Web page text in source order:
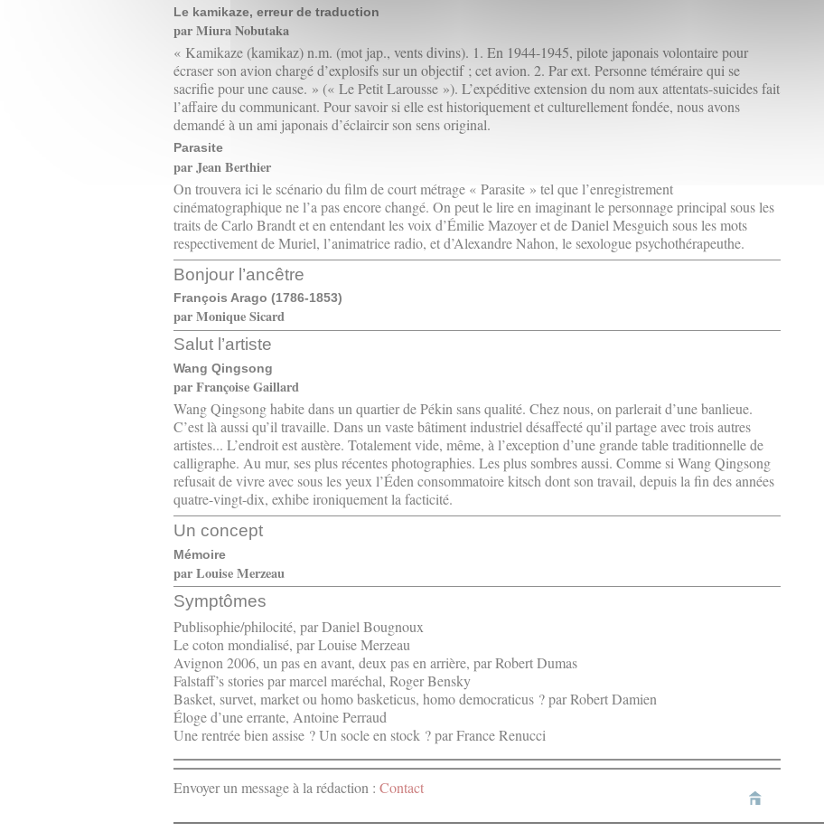
Le kamikaze, erreur de traduction
par Miura Nobutaka
« Kamikaze (kamikaz) n.m. (mot jap., vents divins). 1. En 1944-1945, pilote japonais volontaire pour
écraser son avion chargé d’explosifs sur un objectif ; cet avion. 2. Par ext. Personne téméraire qui se
sacrifie pour une cause. » (« Le Petit Larousse »). L’expéditive extension du nom aux attentats-suicides fait
l’affaire du communicant. Pour savoir si elle est historiquement et culturellement fondée, nous avons
demandé à un ami japonais d’éclaircir son sens original.
Parasite
par Jean Berthier
On trouvera ici le scénario du film de court métrage « Parasite » tel que l’enregistrement
cinématographique ne l’a pas encore changé. On peut le lire en imaginant le personnage principal sous les
traits de Carlo Brandt et en entendant les voix d’Émilie Mazoyer et de Daniel Mesguich sous les mots
respectivement de Muriel, l’animatrice radio, et d’Alexandre Nahon, le sexologue psychothérapeuthe.
Bonjour l’ancêtre
François Arago (1786-1853)
par Monique Sicard
Salut l’artiste
Wang Qingsong
par Françoise Gaillard
Wang Qingsong habite dans un quartier de Pékin sans qualité. Chez nous, on parlerait d’une banlieue.
C’est là aussi qu’il travaille. Dans un vaste bâtiment industriel désaffecté qu’il partage avec trois autres
artistes... L’endroit est austère. Totalement vide, même, à l’exception d’une grande table traditionnelle de
calligraphe. Au mur, ses plus récentes photographies. Les plus sombres aussi. Comme si Wang Qingsong
refusait de vivre avec sous les yeux l’Éden consommatoire kitsch dont son travail, depuis la fin des années
quatre-vingt-dix, exhibe ironiquement la facticité.
Un concept
Mémoire
par Louise Merzeau
Symptômes
Publisophie/philocité, par Daniel Bougnoux
Le coton mondialisé, par Louise Merzeau
Avignon 2006, un pas en avant, deux pas en arrière, par Robert Dumas
Falstaff’s stories par marcel maréchal, Roger Bensky
Basket, survet, market ou homo basketicus, homo democraticus ? par Robert Damien
Éloge d’une errante, Antoine Perraud
Une rentrée bien assise ? Un socle en stock ? par France Renucci
Envoyer un message à la rédaction : Contact